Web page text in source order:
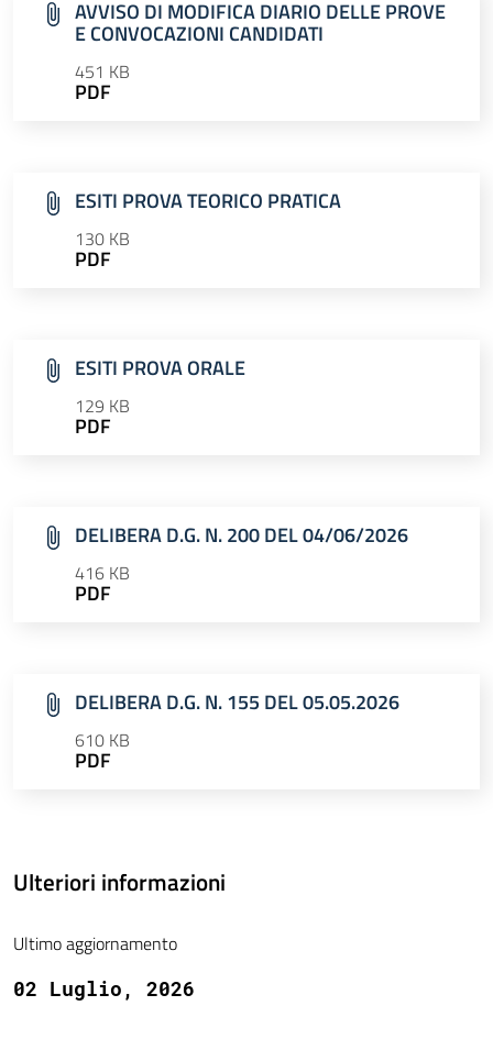
AVVISO DI MODIFICA DIARIO DELLE PROVE
E CONVOCAZIONI CANDIDATI
451 KB
PDF
ESITI PROVA TEORICO PRATICA
130 KB
PDF
ESITI PROVA ORALE
129 KB
PDF
DELIBERA D.G. N. 200 DEL 04/06/2026
416 KB
PDF
DELIBERA D.G. N. 155 DEL 05.05.2026
610 KB
PDF
Ulteriori informazioni
Ultimo aggiornamento
02 Luglio, 2026